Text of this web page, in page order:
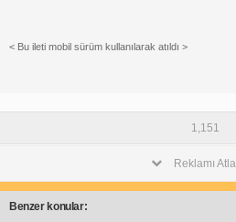
< Bu ileti mobil sürüm kullanılarak atıldı >
1,151
Reklamı Atla
Benzer konular: